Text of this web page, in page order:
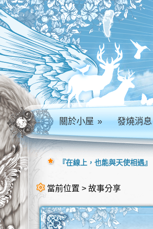
關於小屋» 發燒消息
當前位置 > 故事分享
『在線上，也能與天使相遇』